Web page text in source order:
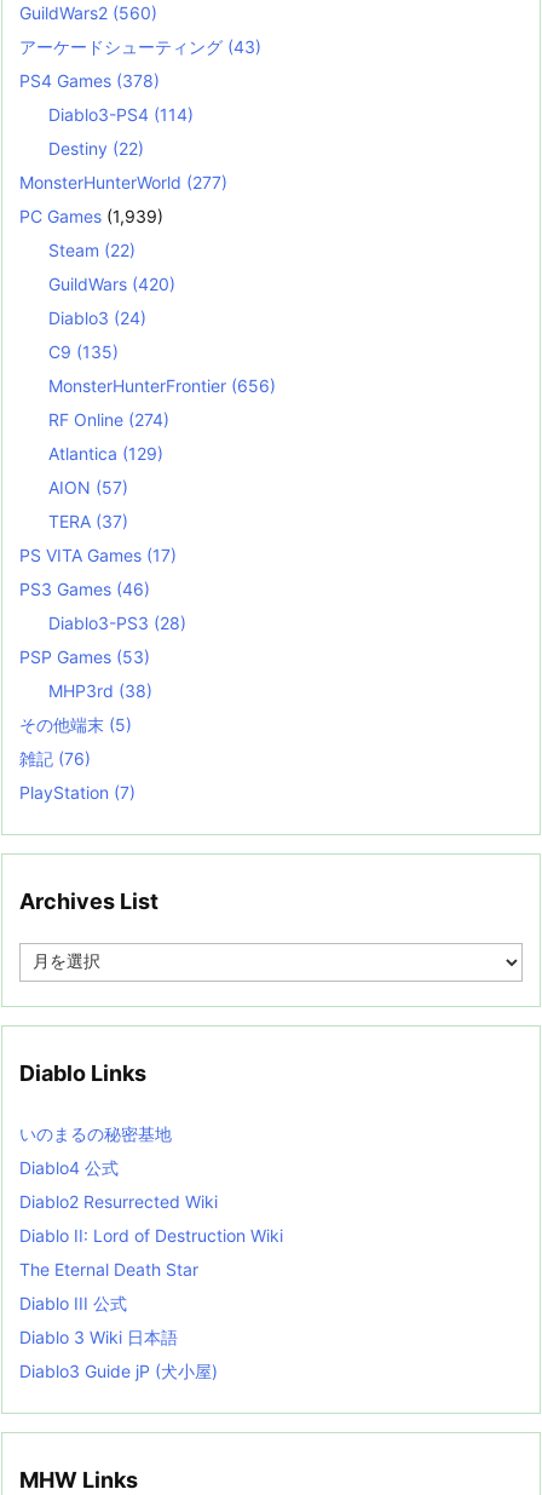
GuildWars2 (560)
アーケードシューティング (43)
PS4 Games (378)
Diablo3-PS4 (114)
Destiny (22)
MonsterHunterWorld (277)
PC Games (1,939)
Steam (22)
GuildWars (420)
Diablo3 (24)
C9 (135)
MonsterHunterFrontier (656)
RF Online (274)
Atlantica (129)
AION (57)
TERA (37)
PS VITA Games (17)
PS3 Games (46)
Diablo3-PS3 (28)
PSP Games (53)
MHP3rd (38)
その他端末 (5)
雑記 (76)
PlayStation (7)
Archives List
e
i
s
t
Diablo Links
いのまるの秘密基地
Diablo4 公式
Diablo2 Resurrected Wiki
Diablo II: Lord of Destruction Wiki
The Eternal Death Star
Diablo III 公式
Diablo 3 Wiki 日本語
Diablo3 Guide jP (犬小屋)
MHW Links